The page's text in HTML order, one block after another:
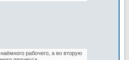
рабочего, а во вторую